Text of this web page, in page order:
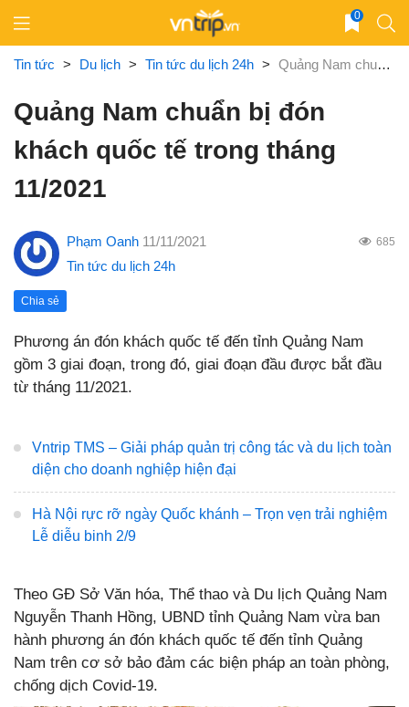
content
0
Tin tức > Du lịch > Tin tức du lịch 24h > Quảng Nam chuẩn bị đón khách quốc tế trong tháng 11/2021
Quảng Nam chuẩn bị đón
khách quốc tế trong tháng
11/2021
Phạm Oanh 11/11/2021 685
Tin tức du lịch 24h
Chia sẻ
Phương án đón khách quốc tế đến tỉnh Quảng Nam
gồm 3 giai đoạn, trong đó, giai đoạn đầu được bắt đầu
từ tháng 11/2021.
Vntrip TMS – Giải pháp quản trị công tác và du lịch toàn
diện cho doanh nghiệp hiện đại
Hà Nội rực rỡ ngày Quốc khánh – Trọn vẹn trải nghiệm
Lễ diễu binh 2/9
Theo GĐ Sở Văn hóa, Thể thao và Du lịch Quảng Nam
Nguyễn Thanh Hồng, UBND tỉnh Quảng Nam vừa ban
hành phương án đón khách quốc tế đến tỉnh Quảng
Nam trên cơ sở bảo đảm các biện pháp an toàn phòng,
chống dịch Covid-19.